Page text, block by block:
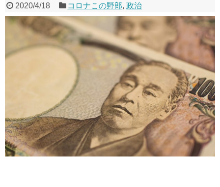
2020/4/18 コロナこの野郎,政治